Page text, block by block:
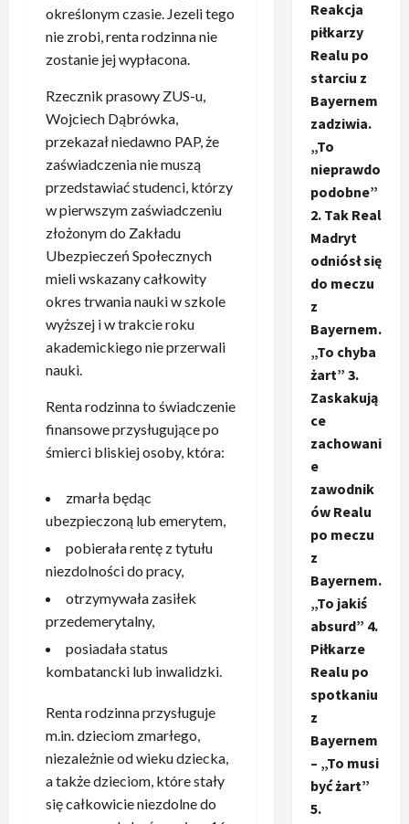
określonym czasie. Jezeli tego
nie zrobi, renta rodzinna nie
zostanie jej wypłacona.
Rzecznik prasowy ZUS-u,
Wojciech Dąbrówka,
przekazał niedawno PAP, że
zaświadczenia nie muszą
przedstawiać studenci, którzy
w pierwszym zaświadczeniu
złożonym do Zakładu
Ubezpieczeń Społecznych
mieli wskazany całkowity
okres trwania nauki w szkole
wyższej i w trakcie roku
akademickiego nie przerwali
nauki.
Renta rodzinna to świadczenie
finansowe przysługujące po
śmierci bliskiej osoby, która:
zmarła będąc
ubezpieczoną lub emerytem,
pobierała rentę z tytułu
niezdolności do pracy,
otrzymywała zasiłek
przedemerytalny,
posiadała status
kombatancki lub inwalidzki.
Renta rodzinna przysługuje
m.in. dzieciom zmarłego,
niezależnie od wieku dziecka,
a także dzieciom, które stały
się całkowicie niezdolne do
Reakcja
piłkarzy
Realu po
starciu z
Bayernem
zadziwia.
„To
nieprawdo
podobne”
2. Tak Real
Madryt
odniósł się
do meczu
z
Bayernem.
„To chyba
żart” 3.
Zaskakują
ce
zachowani
e
zawodnik
ów Realu
po meczu
z
Bayernem.
„To jakiś
absurd” 4.
Piłkarze
Realu po
spotkaniu
z
Bayernem
– „To musi
być żart”
5.